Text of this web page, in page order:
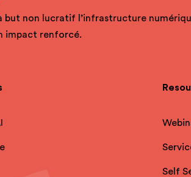
non lucratif l’infrastructure
impact renforcé.
Self